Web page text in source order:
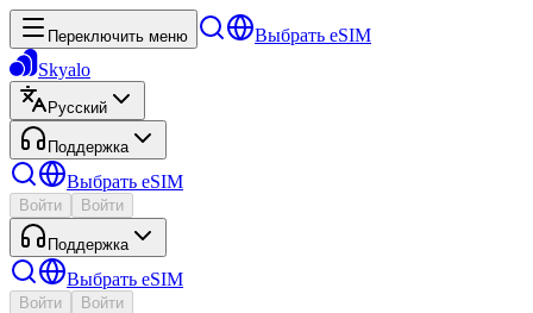
Переключить меню
Выбрать eSIM
Skyalo
Русский
Поддержка
Выбрать eSIM
Войти Войти
Поддержка
Выбрать eSIM
Войти Войти